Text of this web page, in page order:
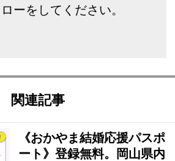
ーをしてください。
関連記事
《おかやま結婚応援パスポ
ート》登録無料。岡山県内